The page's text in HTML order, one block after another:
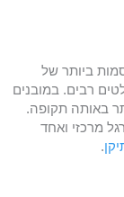
ביותר של
רבים. במובנים
באותה תקופה.
מרכזי ואחד
.